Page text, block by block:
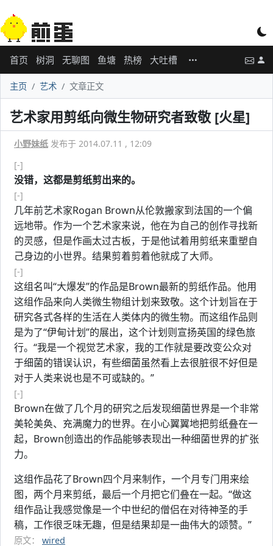
首页 树洞 无聊图 鱼塘 热榜 大吐槽
主页 艺术 文章正文
艺术家用剪纸向微生物研究者致敬 [火星]
小野妹纸 发布于 2014.07.11 , 12:09
[-]
没错，这都是剪纸剪出来的。
[-]
几年前艺术家Rogan Brown从伦敦搬家到法国的一个偏
远地带。作为一个艺术家来说，他在为自己的创作寻找新
的灵感，但是作画太过古板，于是他试着用剪纸来重塑自
己身边的小世界。结果剪着剪着他就成了大师。
[-]
这组名叫“大爆发”的作品是Brown最新的剪纸作品。他用
这组作品来向人类微生物组计划来致敬。这个计划旨在于
研究各式各样的生活在人类体内的微生物。而这组作品则
是为了“伊甸计划”的展出，这个计划则宣扬英国的绿色旅
行。“我是一个视觉艺术家，我的工作就是要改变公众对
于细菌的错误认识，有些细菌虽然看上去很脏很不好但是
对于人类来说也是不可或缺的。”
[-]
Brown在做了几个月的研究之后发现细菌世界是一个非常
美轮美奂、充满魔力的世界。在小心翼翼地把剪纸叠在一
起，Brown创造出的作品能够表现出一种细菌世界的扩张
力。
这组作品花了Brown四个月来制作，一个月专门用来绘
图，两个月来剪纸，最后一个月把它们叠在一起。“做这
组作品让我感觉像是一个中世纪的僧侣在对待神圣的手
稿，工作很乏味无趣，但是结果却是一曲伟大的颂赞。”
原文： wired